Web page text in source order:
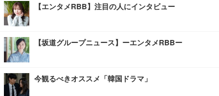
【エンタメRBB】注目の人にインタビュー
【坂道グループニュース】ーエンタメRBBー
今観るべきオススメ「韓国ドラマ」